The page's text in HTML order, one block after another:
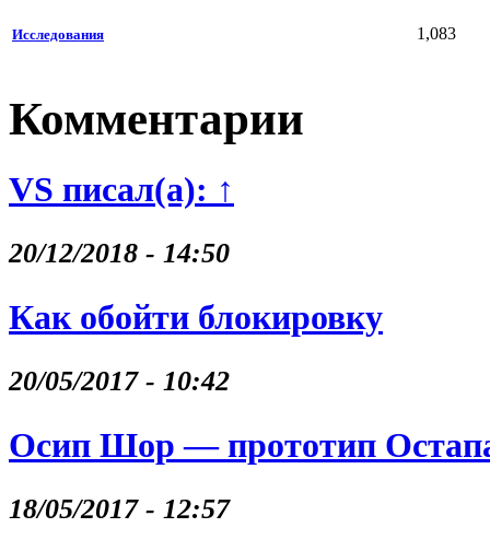
Исследования 1,083
Комментарии
VS писал(а): ↑
20/12/2018 - 14:50
Как обойти блокировку
20/05/2017 - 10:42
Осип Шор — прототип
18/05/2017 - 12:57